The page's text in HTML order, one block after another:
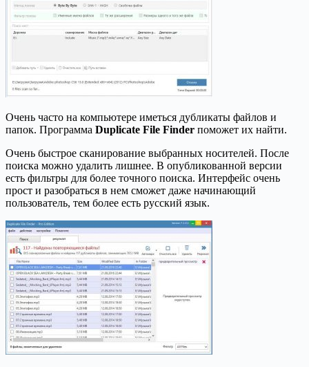
Очень часто на компьютере иметься дубликаты файлов и
папок. Программа Duplicate File Finder поможет их найти.
Очень быстрое сканирование выбранных носителей. После
поиска можно удалить лишнее. В опубликованной версии
есть фильтры для более точного поиска. Интерфейс очень
прост и разобраться в нем сможет даже начинающий
пользователь, тем более есть русский язык.